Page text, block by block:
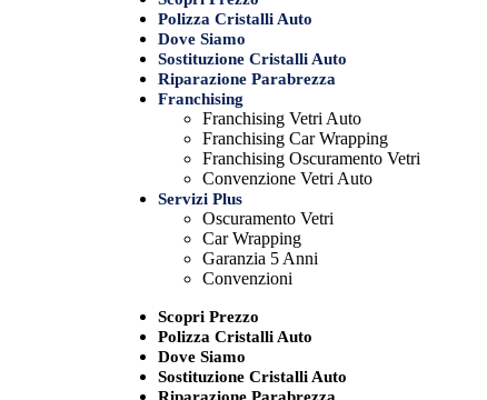
Polizza Cristalli Auto
Dove Siamo
Sostituzione Cristalli Auto
Riparazione Parabrezza
Franchising
Franchising Vetri Auto
Franchising Car Wrapping
Franchising Oscuramento Vetri
Convenzione Vetri Auto
Servizi Plus
Oscuramento Vetri
Car Wrapping
Garanzia 5 Anni
Convenzioni
Scopri Prezzo
Polizza Cristalli Auto
Dove Siamo
Sostituzione Cristalli Auto